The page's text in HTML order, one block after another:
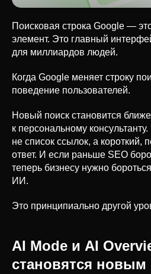
Поисковая строка Google —
элемент. Это главный
для миллиардов людей.
Когда Google меняет строку
поведение пользователей.
Новый поиск становится ближе
к персональному
не список ссылок, а короткий,
ответ. И если раньше SEO
теперь бизнесу нужно
ИИ.
Это принципиально другой
AI Mode и AI
становятся